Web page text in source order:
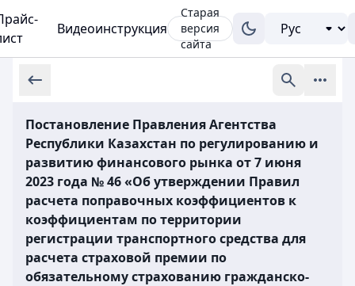
Видеоинструкция
Старая
версия
сайта
Постановление Правления Агентства
Республики Казахстан по регулированию и
развитию финансового рынка от 7 июня
2023 года № 46 «Об утверждении Правил
расчета поправочных коэффициентов к
коэффициентам по территории
регистрации транспортного средства для
расчета страховой премии по
обязательному страхованию гражданско-